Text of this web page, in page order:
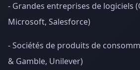
- Grandes entreprises de logiciels
Microsoft, Salesforce)
- Sociétés de produits de
& Gamble, Unilever)